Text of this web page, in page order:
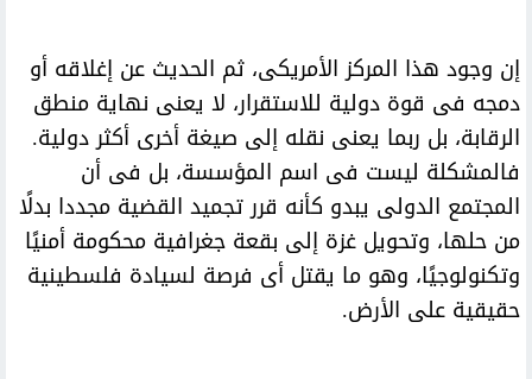
إن وجود هذا المركز الأمريكى، ثم الحديث عن إغلاقه أو
دمجه فى قوة دولية للاستقرار، لا يعنى نهاية منطق
الرقابة، بل ربما يعنى نقله إلى صيغة أخرى أكثر دولية.
فالمشكلة ليست فى اسم المؤسسة، بل فى أن
المجتمع الدولى يبدو كأنه قرر تجميد القضية مجددا بدلًا
من حلها، وتحويل غزة إلى بقعة جغرافية محكومة أمنيًا
وتكنولوجيًا، وهو ما يقتل أى فرصة لسيادة فلسطينية
حقيقية على الأرض.